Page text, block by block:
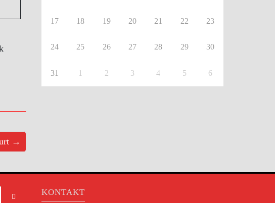
→
17 18 19 20 21 22 23
24 25 26 27 28 29 30
31 1 2 3 4 5 6
KONTAKT